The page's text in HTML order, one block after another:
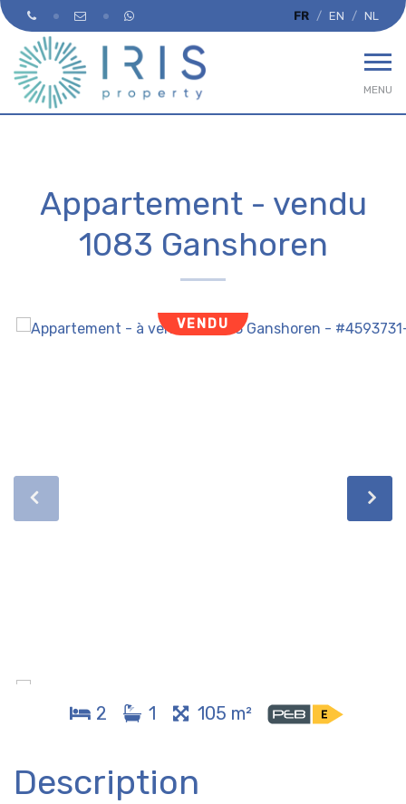
FR EN NL
MENU
Appartement - vendu
1083 Ganshoren
VENDU
2 1 105 m²
Description